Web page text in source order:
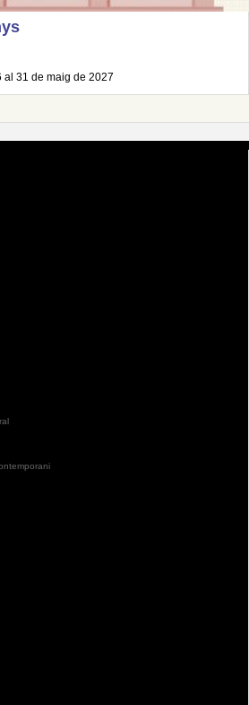
al 31 de maig de 2027